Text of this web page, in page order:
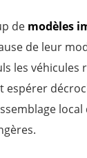
de modèles
de leur
les véhicules
espérer